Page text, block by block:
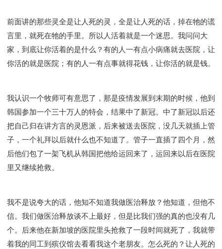
前面讲的那些灵全是让人死的灵，全是让人死的话，掉在牠的谎
言里，就死在牠的手里。所以人活着就是一个迷思。我问问大
家，到底让你活着的是什么？有的人一有点小病痛就去医院，让
你活的就是医院；有的人一有点事就得花钱，让你活的就是钱。
我认识一个牧师可有意思了，那是疫情发展到末期的时候，他到
韩国参加一个三十万人的特会，结果中了新冠。中了新冠以后还
把自己归在讲方言的灵恩派，后来被送去医院，没几天就插上管
子，一个礼拜以后就什么也不知道了。管子一直插了四个月，然
后他们包了一架飞机从韩国把他给运回来了，运回来以后在医院
里又继续抢救。
我不是说夸大的话，他知不知道我做医治释放？他知道，但他不
信。我们做医治释放谈不上最好，但是比我们强的真的也没有几
个。后来他在新加坡的医院里头抢救了一段时间就死了，我就带
着我的同工到殡仪馆去看看我这个老朋友。怎么死的？让人死的